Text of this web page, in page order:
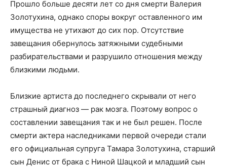
Прошло больше десяти лет со дня смерти Валерия
Золотухина, однако споры вокруг оставленного им
имущества не утихают до сих пор. Отсутствие
завещания обернулось затяжными судебными
разбирательствами и разрушило отношения между
близкими людьми.
Близкие артиста до последнего скрывали от него
страшный диагноз — рак мозга. Поэтому вопрос о
составлении завещания так и не был решен. После
смерти актера наследниками первой очереди стали
его официальная супруга Тамара Золотухина, старший
сын Денис от брака с Ниной Шацкой и младший сын